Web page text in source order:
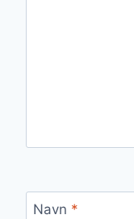
Navn *